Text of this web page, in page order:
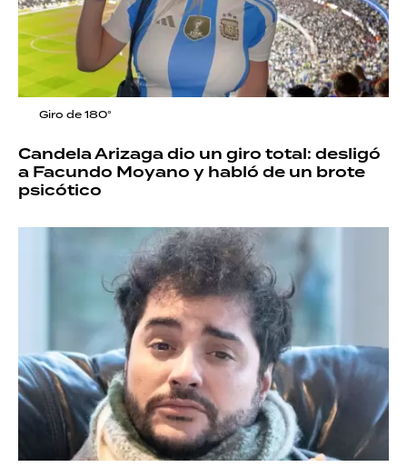
Giro de 180°
Candela Arizaga dio un giro total: desligó
a Facundo Moyano y habló de un brote
psicótico